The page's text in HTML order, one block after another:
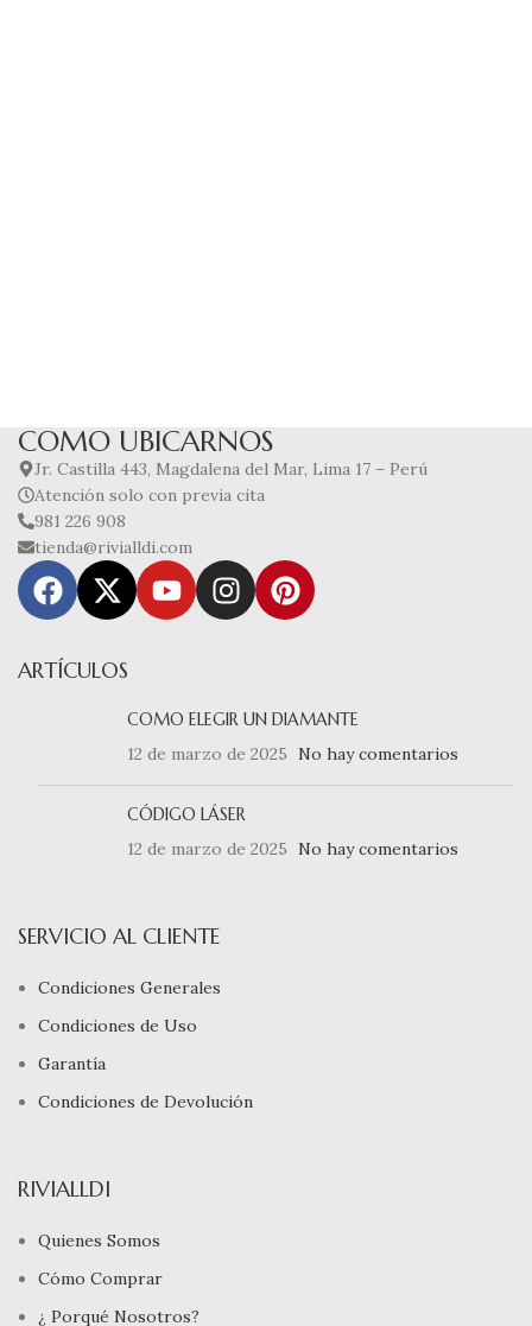
COMO UBICARNOS
Jr. Castilla 443, Magdalena del Mar, Lima 17 – Perú
Atención solo con previa cita
981 226 908
tienda@rivialldi.com
ARTÍCULOS
COMO ELEGIR UN DIAMANTE
12 de marzo de 2025
No hay comentarios
CÓDIGO LÁSER
12 de marzo de 2025
No hay comentarios
SERVICIO AL CLIENTE
Condiciones Generales
Condiciones de Uso
Garantía
Condiciones de Devolución
RIVIALLDI
Quienes Somos
Cómo Comprar
¿ Porqué Nosotros?